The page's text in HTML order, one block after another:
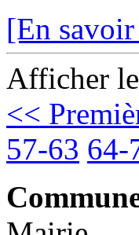
[En
Afficher
<<
57-63 64-